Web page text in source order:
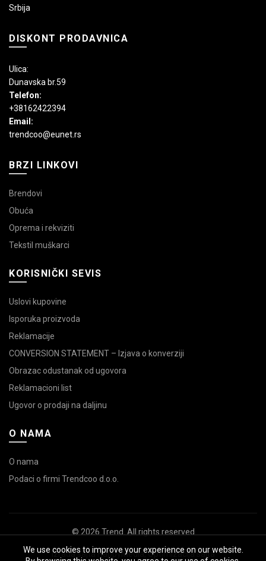
Srbija
DISKONT PRODAVNICA
Ulica:
Dunavska br.59
Telefon:
+38162422394
Email:
trendcoo@eunet.rs
BRZI LINKOVI
Brendovi
Obuća
Oprema i rekviziti
Tekstil muškarci
KORISNIČKI SEVIS
Uslovi kupovine
Isporuka proizvoda
Reklamacije
CONVERSION STATEMENT – Izjava o konverziji
Obrazac odustanak od ugovora
Reklamacioni list
Ugovor o prodaji na daljinu
O NAMA
O nama
Podaci o firmi Trendcoo d.o.o.
© 2026 Trend . All rights reserved
Izrada sajtaHappyMedia,Optimizacija sajta
We use cookies to improve your experience on our website.